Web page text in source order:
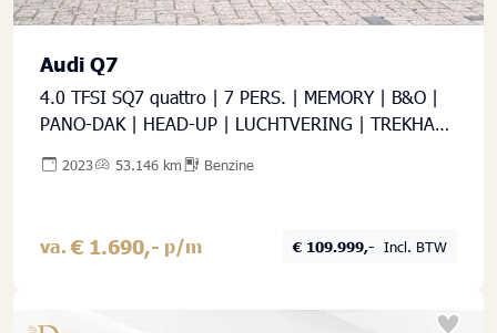
Audi Q7
4.0 TFSI SQ7 quattro | 7 PERS. | MEMORY | B&O |
PANO-DAK | HEAD-UP | LUCHTVERING | TREKHAAK
STOELVERW. |
2023 53.146 km Benzine
va. € 1.690,- p/m € 109.999,- Incl. BTW